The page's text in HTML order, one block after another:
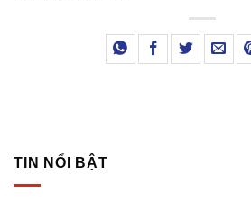
TIN NỔI BẬT